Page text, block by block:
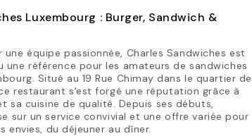
Luxembourg : Burger, Sandwich &
équipe passionnée, Charles Sandwiches est
une référence pour les amateurs de sandwiches
Situé au 19 Rue Chimay dans le quartier de
restaurant s'est forgé une réputation grâce à
sa cuisine de qualité. Depuis ses débuts,
sur un service convivial et une offre variée pour
envies, du déjeuner au dîner.